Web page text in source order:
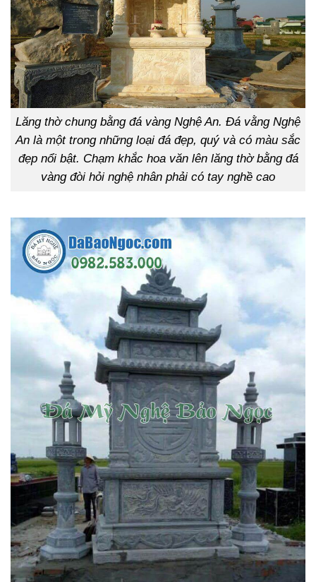
Lăng thờ chung bằng đá vàng Nghệ An. Đá vằng Nghệ
An là một trong những loại đá đẹp, quý và có màu sắc
đẹp nổi bật. Chạm khắc hoa văn lên lăng thờ bằng đá
vàng đòi hỏi nghệ nhân phải có tay nghề cao